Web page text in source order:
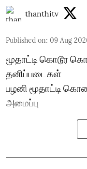
thanthitv
Published on: 09 Aug
மூதாட்டி கொடூர
தனிப்படைகள்
பழனி மூதாட்டி
அமைப்பு